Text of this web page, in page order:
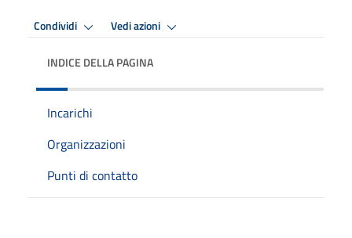
Condividi Vedi azioni
INDICE DELLA PAGINA
Incarichi
Organizzazioni
Punti di contatto